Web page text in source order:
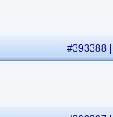
#393388 |